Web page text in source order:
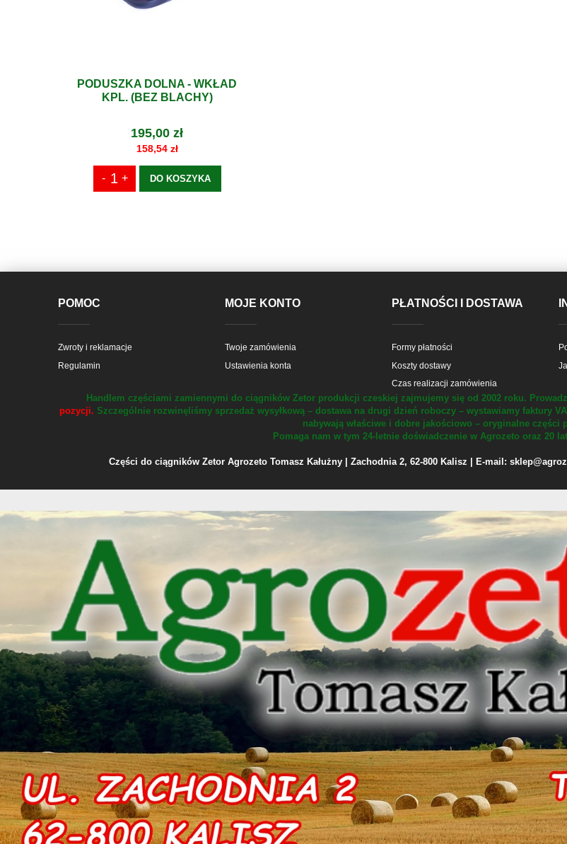
PODUSZKA DOLNA - WKŁAD
KPL. (BEZ BLACHY)
195,00 zł
158,54 zł
DO KOSZYKA
POMOC
Zwroty i reklamacje
Regulamin
MOJE KONTO
Twoje zamówienia
Ustawienia konta
PŁATNOŚCI I DOSTAWA
Formy płatności
Koszty dostawy
Czas realizacji zamówienia
Handlem częściami zamiennymi do ciągników Zetor produkcji czeskiej zajmujemy się od 2002 roku.
pozycji. Szczególnie rozwinęliśmy sprzedaż wysyłkową – dostawa na drugi dzień roboczy – wystawiamy faktury
nabywają właściwe i dobre jakościowo – oryginalne części
Pomaga nam w tym 24-letnie doświadczenie w Agrozeto oraz 20
Części do ciągników Zetor Agrozeto Tomasz Kałużny | Zachodnia 2, 62-800 Kalisz | E-mail: